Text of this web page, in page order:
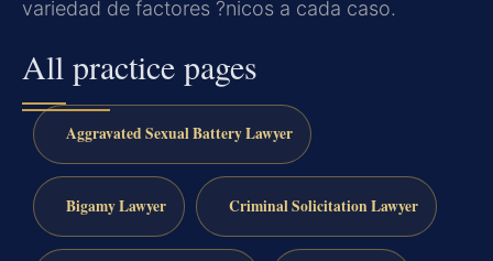
variedad de factores ?nicos a cada caso.
All practice pages
Aggravated Sexual Battery Lawyer
Bigamy Lawyer Criminal Solicitation Lawyer